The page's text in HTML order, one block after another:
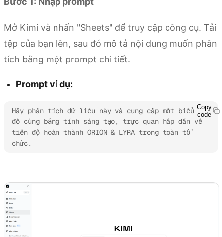
Mở Kimi và nhấn "Sheets" để truy cập công cụ. Tải
tệp của bạn lên, sau đó mô tả nội dung muốn phân
tích bằng một prompt chi tiết.
Prompt ví dụ:
Hãy phân tích dữ liệu này và cung cấp một biểu
đồ cùng bảng tính sáng tạo, trực quan hấp dẫn về
tiến độ hoàn thành ORION & LYRA trong toàn tổ
chức.
Copy
code